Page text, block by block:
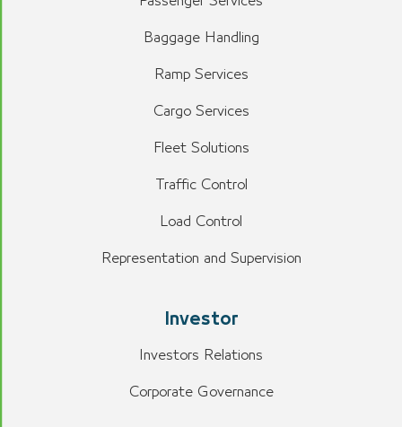
Baggage Handling
Ramp Services
Cargo Services
Fleet Solutions
Traffic Control
Load Control
Representation and Supervision
Investor
Investors Relations
Corporate Governance